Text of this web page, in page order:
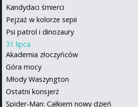
Kandydaci śmierci
Pejzaż w kolorze sepii
Psi patrol i dinozaury
31 lipca
Akademia złoczyńców
Góra mocy
Młody Waszyngton
Ostatni konsjerż
Spider-Man: Całkiem nowy dzień